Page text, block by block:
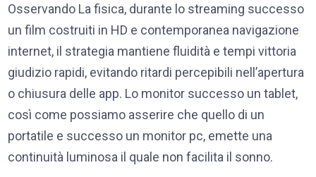
Osservando La fisica, durante lo streaming successo
un film costruiti in HD e contemporanea navigazione
internet, il strategia mantiene fluidità e tempi vittoria
giudizio rapidi, evitando ritardi percepibili nell’apertura
o chiusura delle app. Lo monitor successo un tablet,
così come possiamo asserire che quello di un
portatile e successo un monitor pc, emette una
continuità luminosa il quale non facilita il sonno.